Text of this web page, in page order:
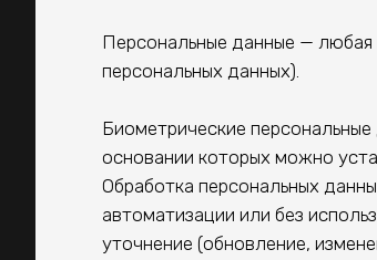
Персональные данные — любая
персональных данных).
Биометрические
основании которых можно
Обработка персональных
автоматизации или без
уточнение (обновление,